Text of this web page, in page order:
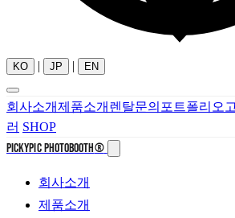
KO | JP | EN
회사소개제품소개 렌탈문의 포트폴리오
러 SHOP
PICKYPIC PHOTOBOOTH®
회사소개
제품소개